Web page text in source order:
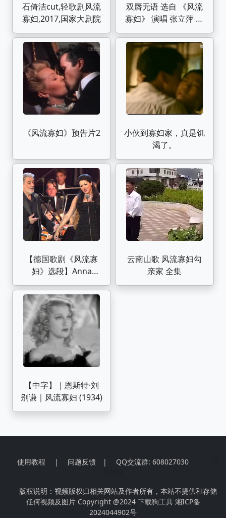
石倚洁cut,轻歌剧风流
寡妇,2017,国家大剧院
双唇无语 选自 《风流
寡妇》 演唱 张立萍 廖
昌永
《风流寡妇》预告片2
小伙到寡妇家，真是饥
渴了。
【德国歌剧《风流寡
妇》选段】Anna
Netrebko&Placido
Domingo丨Lippen
schweigen（双唇缄
默）
云南山歌 风流寡妇勾
亲家 全集
【中字】｜恩斯特·刘
别谦｜风流寡妇 (1934)
使用教程 | 问题反馈 | QQ交流群: 608027030
版权说明：视频版权归相关网站及作者所有，本站不提供和存储
任何视频及图片 Copyright @2024 下载狗工具 湘ICP备
2024044902号